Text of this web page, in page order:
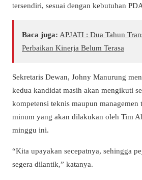
tersendiri, sesuai dengan kebutuhan
Baca juga: APJATI : Dua Tahun
Perbaikan Kinerja Belum Terasa
Sekretaris Dewan, Johny Manurung
kedua kandidat masih akan mengikuti
kompetensi teknis maupun managemen
minum yang akan dilakukan oleh Tim
minggu ini.
“Kita upayakan secepatnya, sehingga
segera dilantik,” katanya.